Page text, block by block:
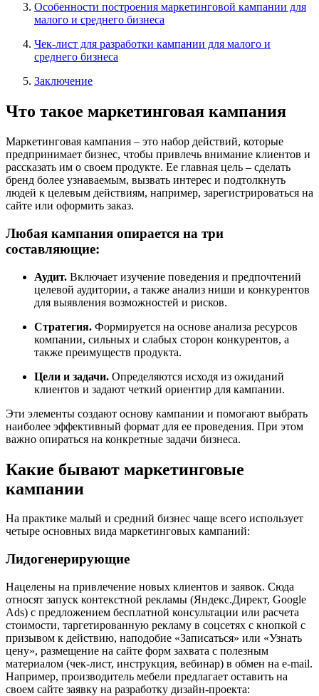
Особенности построения маркетинговой кампании для
малого и среднего бизнеса
Чек-лист для разработки кампании для малого и
среднего бизнеса
Заключение
Что такое маркетинговая кампания
Маркетинговая кампания – это набор действий, которые
предпринимает бизнес, чтобы привлечь внимание клиентов и
рассказать им о своем продукте. Ее главная цель – сделать
бренд более узнаваемым, вызвать интерес и подтолкнуть
людей к целевым действиям, например, зарегистрироваться на
сайте или оформить заказ.
Любая кампания опирается на три
составляющие:
Аудит. Включает изучение поведения и предпочтений
целевой аудитории, а также анализ ниши и конкурентов
для выявления возможностей и рисков.
Стратегия. Формируется на основе анализа ресурсов
компании, сильных и слабых сторон конкурентов, а
также преимуществ продукта.
Цели и задачи. Определяются исходя из ожиданий
клиентов и задают четкий ориентир для кампании.
Эти элементы создают основу кампании и помогают выбрать
наиболее эффективный формат для ее проведения. При этом
важно опираться на конкретные задачи бизнеса.
Какие бывают маркетинговые
кампании
На практике малый и средний бизнес чаще всего использует
четыре основных вида маркетинговых кампаний:
Лидогенерирующие
Нацелены на привлечение новых клиентов и заявок. Сюда
относят запуск контекстной рекламы (Яндекс.Директ, Google
Ads) с предложением бесплатной консультации или расчета
стоимости, таргетированную рекламу в соцсетях с кнопкой с
призывом к действию, наподобие «Записаться» или «Узнать
цену», размещение на сайте форм захвата с полезным
материалом (чек-лист, инструкция, вебинар) в обмен на e-mail.
Например, производитель мебели предлагает оставить на
своем сайте заявку на разработку дизайн-проекта: